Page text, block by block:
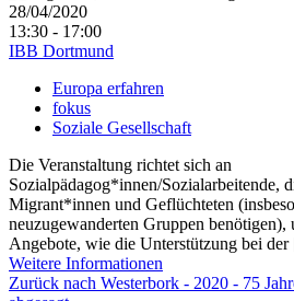
28/04/2020
13:30 - 17:00
IBB Dortmund
Europa erfahren
fokus
Soziale Gesellschaft
Die Veranstaltung richtet sich an
Sozialpädagog*innen/Sozialarbeitende,
Migrant*innen und Geflüchteten
neuzugewanderten Gruppen benötigen),
Angebote, wie die Unterstützung bei der
Weitere Informationen
Zurück nach Westerbork - 2020 - 75